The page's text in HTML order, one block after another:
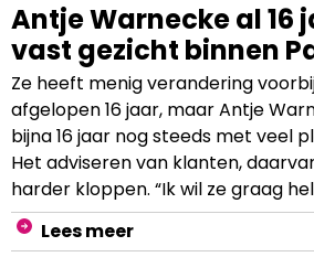
Antje Warnecke al 16
vast gezicht binnen
Ze heeft menig verandering
afgelopen 16 jaar, maar Antje
bijna 16 jaar nog steeds met veel
Het adviseren van klanten,
harder kloppen. “Ik wil ze graag
paarden er gezond uitzien en zich
vertelt Warnecke, voeradviseur
Lees meer